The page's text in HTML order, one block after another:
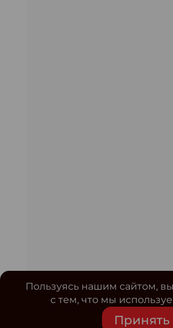
Пользуясь нашим сайтом,
с тем, что мы
Принять